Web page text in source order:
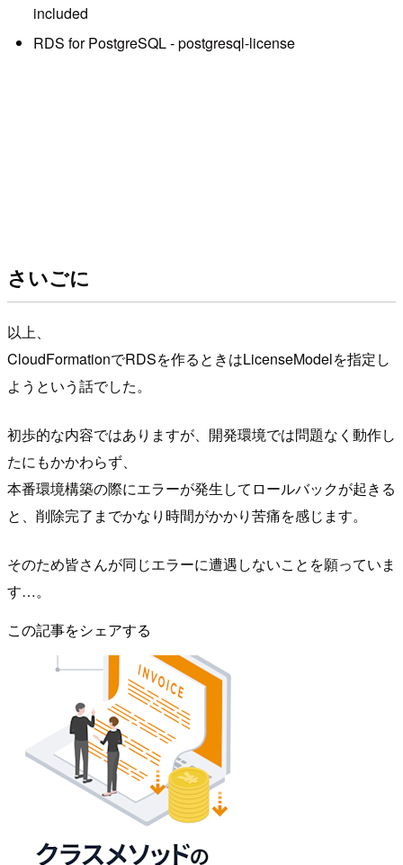
included
RDS for PostgreSQL - postgresql-license
さいごに
以上、
CloudFormationでRDSを作るときはLicenseModelを指定し
ようという話でした。
初歩的な内容ではありますが、開発環境では問題なく動作し
たにもかかわらず、
本番環境構築の際にエラーが発生してロールバックが起きる
と、削除完了までかなり時間がかかり苦痛を感じます。
そのため皆さんが同じエラーに遭遇しないことを願っていま
す…。
この記事をシェアする